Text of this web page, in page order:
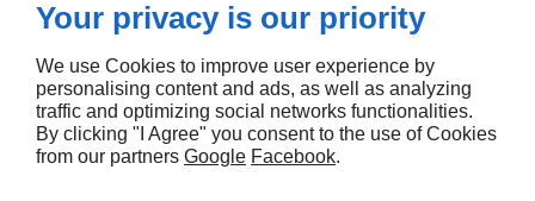
SUIVEZ-NOUS
Your privacy is our priority
We use Cookies to improve user experience by
personalising content and ads, as well as analyzing
traffic and optimizing social networks functionalities.
By clicking "I Agree" you consent to the use of Cookies
from our partners Google Facebook.